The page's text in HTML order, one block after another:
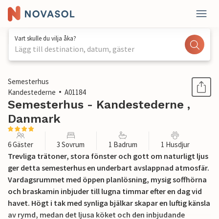
Vart skulle du vilja åka?
Lägg till destination, datum, gäster
1 / 18
Semesterhus
Kandestederne
A01184
Semesterhus - Kandestederne ,
Danmark
6 Gäster 3 Sovrum 1 Badrum 1 Husdjur
Trevliga trätoner, stora fönster och gott om naturligt ljus
ger detta semesterhus en underbart avslappnad atmosfär.
Vardagsrummet med öppen planlösning, mysig soffhörna
och braskamin inbjuder till lugna timmar efter en dag vid
havet. Högt i tak med synliga bjälkar skapar en luftig känsla
av rymd, medan det ljusa köket och den inbjudande